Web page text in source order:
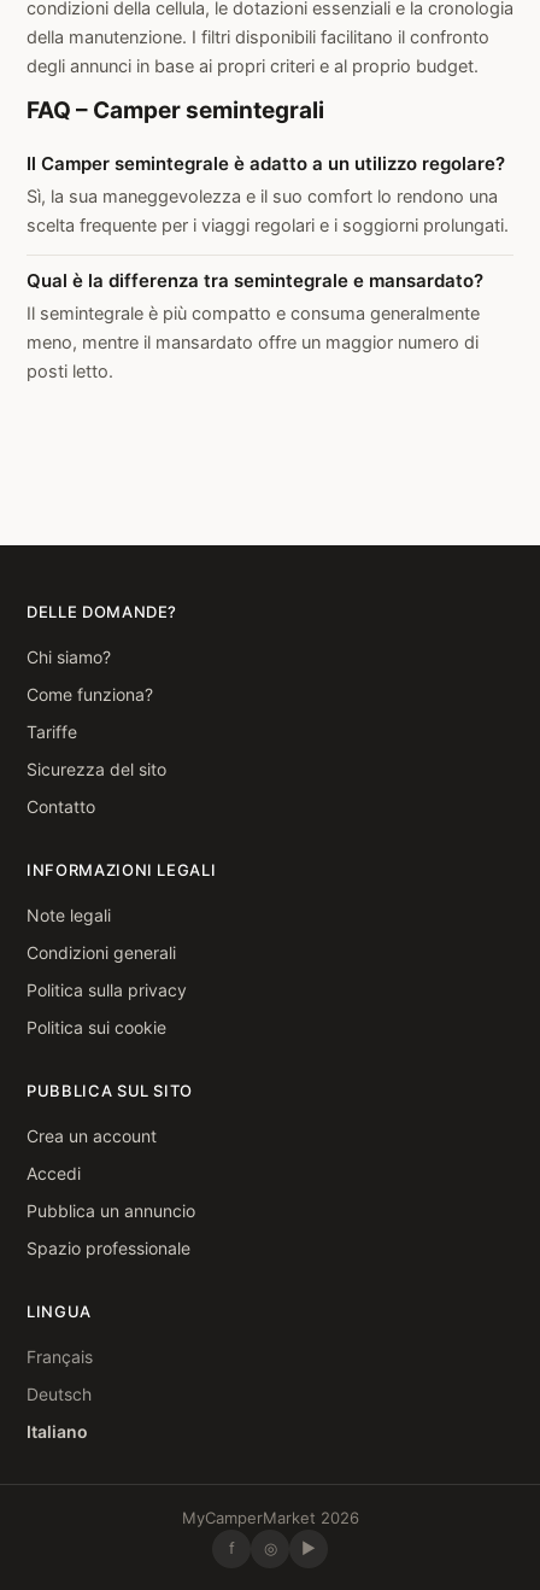
condizioni della cellula, le dotazioni essenziali e la cronologia
della manutenzione. I filtri disponibili facilitano il confronto
degli annunci in base ai propri criteri e al proprio budget.
FAQ – Camper semintegrali
Il Camper semintegrale è adatto a un utilizzo regolare?
Sì, la sua maneggevolezza e il suo comfort lo rendono una
scelta frequente per i viaggi regolari e i soggiorni prolungati.
Qual è la differenza tra semintegrale e mansardato?
Il semintegrale è più compatto e consuma generalmente
meno, mentre il mansardato offre un maggior numero di
posti letto.
DELLE DOMANDE?
Chi siamo?
Come funziona?
Tariffe
Sicurezza del sito
Contatto
INFORMAZIONI LEGALI
Note legali
Condizioni generali
Politica sulla privacy
Politica sui cookie
PUBBLICA SUL SITO
Crea un account
Accedi
Pubblica un annuncio
Spazio professionale
LINGUA
Français
Deutsch
Italiano
MyCamperMarket 2026
f
◎ ▶